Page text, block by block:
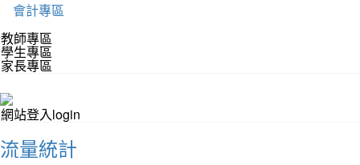
會計專區
教師專區
學生專區
家長專區
網站登入login
流量統計